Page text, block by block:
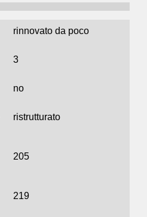
rinnovato da poco
3
no
ristrutturato
205
219